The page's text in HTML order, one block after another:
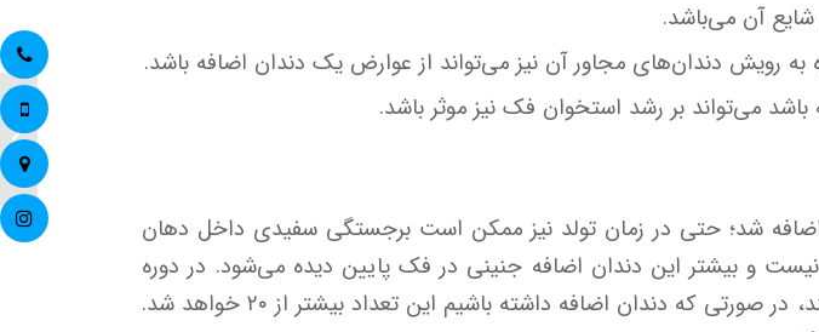
شایع آن می‌باشد.
رویش دندان‌های مجاور آن نیز می‌تواند از عوارض یک دندان اضافه باشد.
می‌تواند بر رشد استخوان فک نیز موثر باشد.
شد؛ حتی در زمان تولد نیز ممکن است برجستگی سفیدی داخل دهان
نیست و بیشتر این دندان اضافه جنینی در فک پایین دیده می‌شود. در دوره